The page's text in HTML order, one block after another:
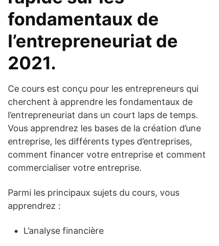
fondamentaux de
l’entrepreneuriat de
2021.
Ce cours est conçu pour les entrepreneurs qui
cherchent à apprendre les fondamentaux de
l’entrepreneuriat dans un court laps de temps.
Vous apprendrez les bases de la création d’une
entreprise, les différents types d’entreprises,
comment financer votre entreprise et comment
commercialiser votre entreprise.
Parmi les principaux sujets du cours, vous
apprendrez :
L’analyse financière